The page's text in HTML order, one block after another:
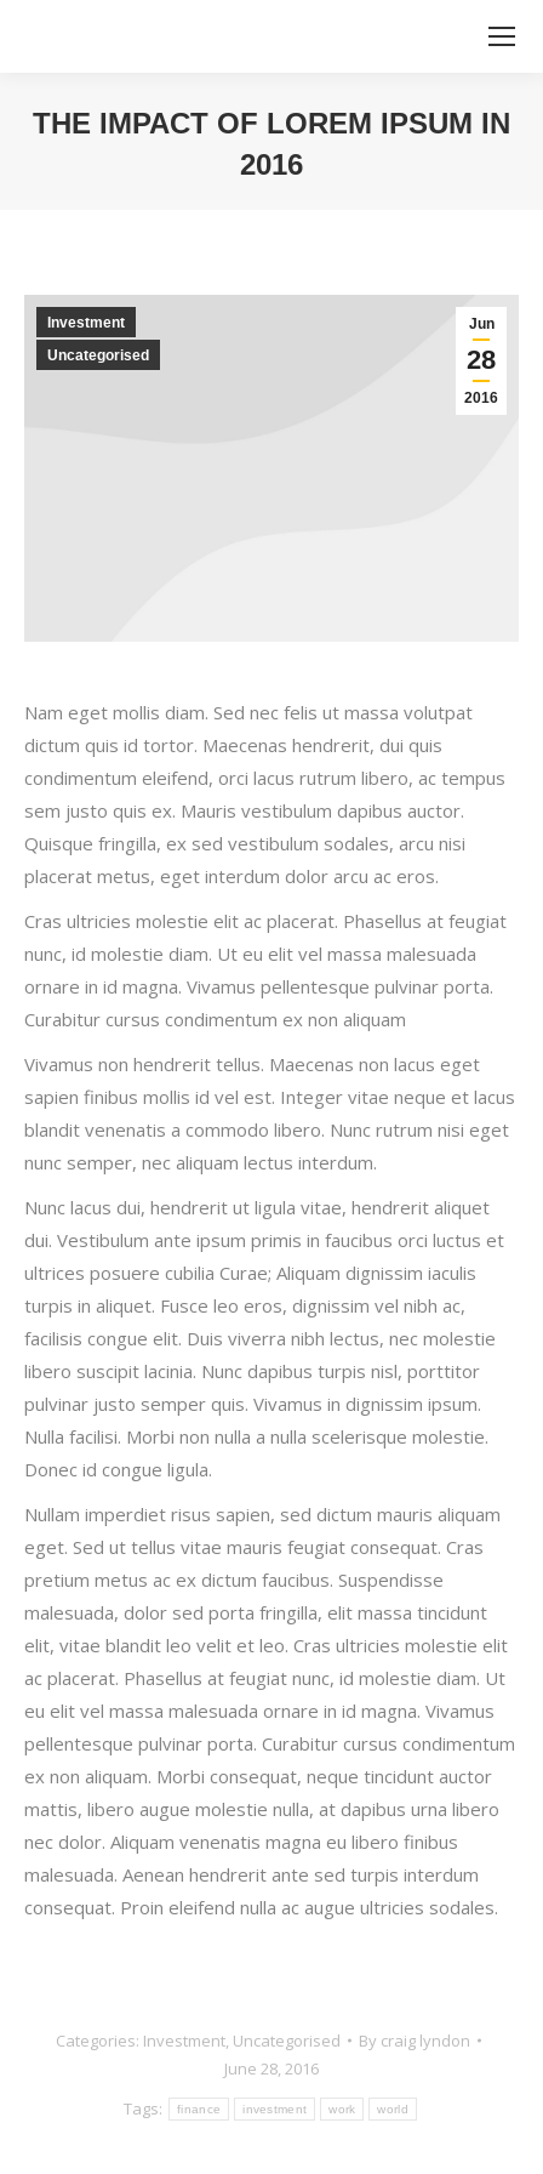
THE IMPACT OF LOREM IPSUM IN
2016
Jun
28
2016
Investment
Uncategorised
Nam eget mollis diam. Sed nec felis ut massa volutpat
dictum quis id tortor. Maecenas hendrerit, dui quis
condimentum eleifend, orci lacus rutrum libero, ac tempus
sem justo quis ex. Mauris vestibulum dapibus auctor.
Quisque fringilla, ex sed vestibulum sodales, arcu nisi
placerat metus, eget interdum dolor arcu ac eros.
Cras ultricies molestie elit ac placerat. Phasellus at feugiat
nunc, id molestie diam. Ut eu elit vel massa malesuada
ornare in id magna. Vivamus pellentesque pulvinar porta.
Curabitur cursus condimentum ex non aliquam
Vivamus non hendrerit tellus. Maecenas non lacus eget
sapien finibus mollis id vel est. Integer vitae neque et lacus
blandit venenatis a commodo libero. Nunc rutrum nisi eget
nunc semper, nec aliquam lectus interdum.
Nunc lacus dui, hendrerit ut ligula vitae, hendrerit aliquet
dui. Vestibulum ante ipsum primis in faucibus orci luctus et
ultrices posuere cubilia Curae; Aliquam dignissim iaculis
turpis in aliquet. Fusce leo eros, dignissim vel nibh ac,
facilisis congue elit. Duis viverra nibh lectus, nec molestie
libero suscipit lacinia. Nunc dapibus turpis nisl, porttitor
pulvinar justo semper quis. Vivamus in dignissim ipsum.
Nulla facilisi. Morbi non nulla a nulla scelerisque molestie.
Donec id congue ligula.
Nullam imperdiet risus sapien, sed dictum mauris aliquam
eget. Sed ut tellus vitae mauris feugiat consequat. Cras
pretium metus ac ex dictum faucibus. Suspendisse
malesuada, dolor sed porta fringilla, elit massa tincidunt
elit, vitae blandit leo velit et leo. Cras ultricies molestie elit
ac placerat. Phasellus at feugiat nunc, id molestie diam. Ut
eu elit vel massa malesuada ornare in id magna. Vivamus
pellentesque pulvinar porta. Curabitur cursus condimentum
ex non aliquam. Morbi consequat, neque tincidunt auctor
mattis, libero augue molestie nulla, at dapibus urna libero
nec dolor. Aliquam venenatis magna eu libero finibus
malesuada. Aenean hendrerit ante sed turpis interdum
consequat. Proin eleifend nulla ac augue ultricies sodales.
Categories: Investment, Uncategorised By craig lyndon
June 28, 2016
Tags:
finance investment work world